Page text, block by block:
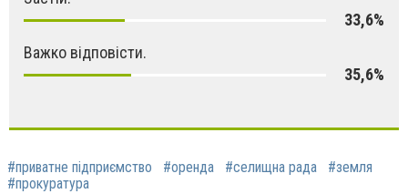
33,6%
Важко відповісти.
35,6%
#приватне підприємство #оренда #селищна рада
#земля
#прокуратура